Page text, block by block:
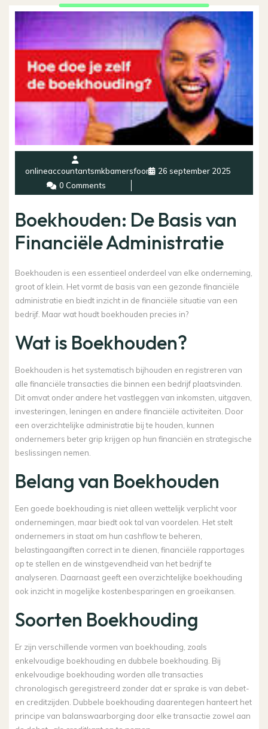
onlineaccountantsmkbamersfoort
26 september 2025
0 Comments
Boekhouden: De Basis van
Financiële Administratie
Boekhouden is een essentieel onderdeel van elke onderneming,
groot of klein. Het vormt de basis van een gezonde financiële
administratie en biedt inzicht in de financiële situatie van een
bedrijf. Maar wat houdt boekhouden precies in?
Wat is Boekhouden?
Boekhouden is het systematisch bijhouden en registreren van
alle financiële transacties die binnen een bedrijf plaatsvinden.
Dit omvat onder andere het vastleggen van inkomsten, uitgaven,
investeringen, leningen en andere financiële activiteiten. Door
een overzichtelijke administratie bij te houden, kunnen
ondernemers beter grip krijgen op hun financiën en strategische
beslissingen nemen.
Belang van Boekhouden
Een goede boekhouding is niet alleen wettelijk verplicht voor
ondernemingen, maar biedt ook tal van voordelen. Het stelt
ondernemers in staat om hun cashflow te beheren,
belastingaangiften correct in te dienen, financiële rapportages
op te stellen en de winstgevendheid van het bedrijf te
analyseren. Daarnaast geeft een overzichtelijke boekhouding
ook inzicht in mogelijke kostenbesparingen en groeikansen.
Soorten Boekhouding
Er zijn verschillende vormen van boekhouding, zoals
enkelvoudige boekhouding en dubbele boekhouding. Bij
enkelvoudige boekhouding worden alle transacties
chronologisch geregistreerd zonder dat er sprake is van debet-
en creditzijden. Dubbele boekhouding daarentegen hanteert het
principe van balanswaarborging door elke transactie zowel aan